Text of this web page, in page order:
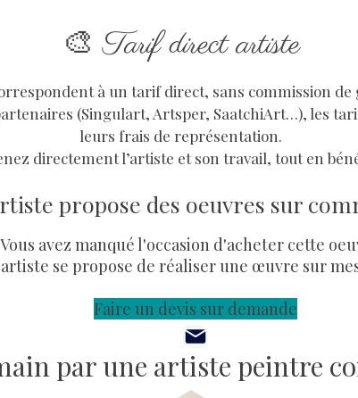
🎨 Tarif direct artiste
à un tarif direct, sans commission
(Singulart, Artsper, SaatchiArt…), les
leurs frais de représentation.
directement l’artiste et son travail, tout en
propose des oeuvres sur
Vous avez manqué l'occasion d'acheter cette
se propose de réaliser une œuvre sur
Faire un devis sur demande
par une artiste peintre